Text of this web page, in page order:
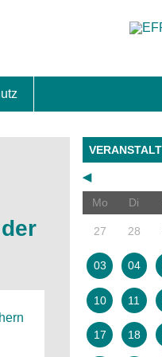
◀
Mo
Di
27 28
03 04
10 11
17 18